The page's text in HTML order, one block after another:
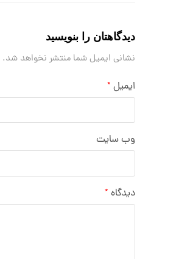
دیدگاهتان را بنویسید
نشانی ایمیل شما منتشر نخواهد شد.
ایمیل *
وب‌ سایت
دیدگاه *